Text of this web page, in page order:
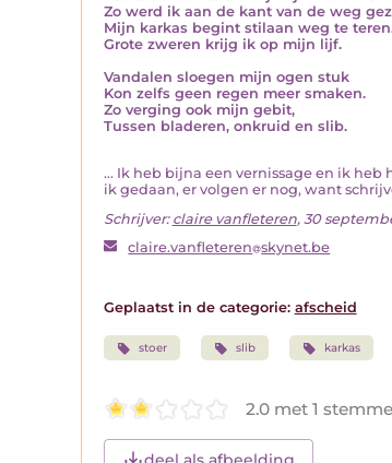
Zo werd ik aan de kant van de weg
Mijn karkas begint stilaan weg te
Grote zweren krijg ik op mijn lijf.
Vandalen sloegen mijn ogen stuk
Kon zelfs geen regen meer smaken.
Zo verging ook mijn gebit,
Tussen bladeren, onkruid en slib.
... Ik heb bijna een vernissage en ik
ik gedaan, er volgen er nog, want
Schrijver: claire vanfleteren, 30
claire.vanfleteren skynet.be
Geplaatst in de categorie: afscheid
stoer slib karkas
2.0 met 1